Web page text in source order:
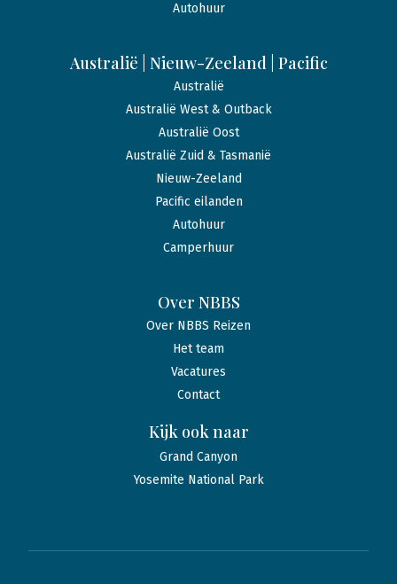
Autohuur
Australië | Nieuw-Zeeland | Pacific
Australië
Australië West & Outback
Australië Oost
Australië Zuid & Tasmanië
Nieuw-Zeeland
Pacific eilanden
Autohuur
Camperhuur
Over NBBS
Over NBBS Reizen
Het team
Vacatures
Contact
Kijk ook naar
Grand Canyon
Yosemite National Park